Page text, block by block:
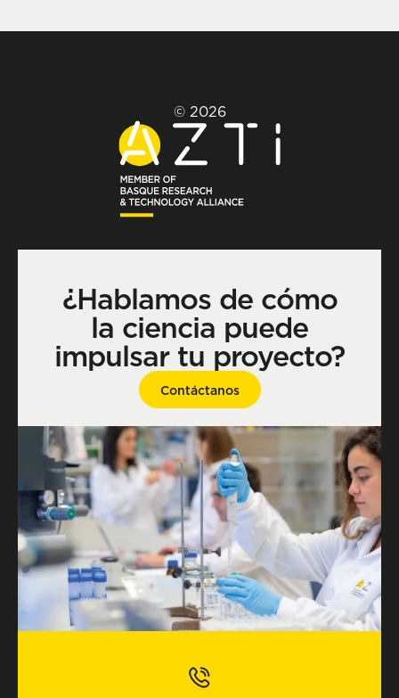
© 2026
¿Hablamos de cómo
la ciencia puede
impulsar tu proyecto?
Contáctanos